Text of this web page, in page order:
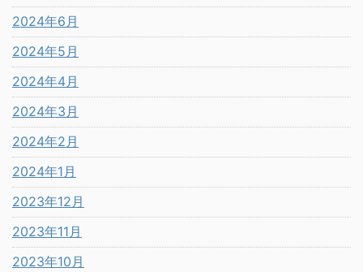
2024年6月
2024年5月
2024年4月
2024年3月
2024年2月
2024年1月
2023年12月
2023年11月
2023年10月